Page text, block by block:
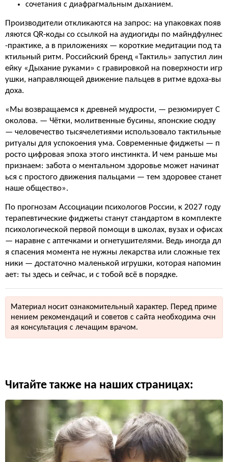
сочетания с диафрагмальным дыханием.
Производители откликаются на запрос: на упаковках появ
ляются QR-коды со ссылкой на аудиогиды по майндфулнес
-практике, а в приложениях — короткие медитации под та
ктильный ритм. Российский бренд «Тактиль» запустил лин
ейку «Дыхание руками» с гравировкой на поверхности игр
ушки, направляющей движение пальцев в ритме вдоха-вы
доха.
«Мы возвращаемся к древней мудрости, — резюмирует С
околова. — Чётки, молитвенные бусины, японские сюдзу
— человечество тысячелетиями использовало тактильные
ритуалы для успокоения ума. Современные фиджеты — п
росто цифровая эпоха этого инстинкта. И чем раньше мы
признаем: забота о ментальном здоровье может начинат
ься с простого движения пальцами — тем здоровее станет
наше общество».
По прогнозам Ассоциации психологов России, к 2027 году
терапевтические фиджеты станут стандартом в комплекте
психологической первой помощи в школах, вузах и офисах
— наравне с аптечками и огнетушителями. Ведь иногда дл
я спасения момента не нужны лекарства или сложные тех
ники — достаточно маленькой игрушки, которая напомин
ает: ты здесь и сейчас, и с тобой всё в порядке.
Материал носит ознакомительный характер. Перед приме
нением рекомендаций и советов с сайта необходима очн
ая консультация с лечащим врачом.
Читайте также на наших страницах: